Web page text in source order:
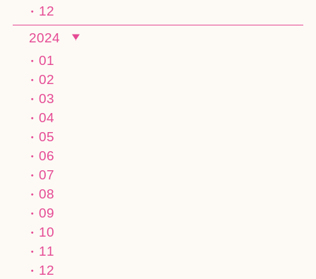
12
2024
01
02
03
04
05
06
07
08
09
10
11
12